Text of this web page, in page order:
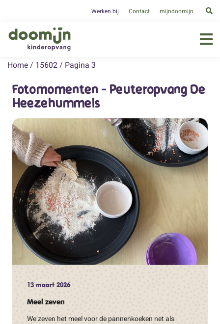
Werken bij Contact mijndoomijn
Home / 15602 / Pagina 3
Fotomomenten - Peuteropvang De
Heezehummels
13 maart 2026
Meel zeven
We zeven het meel voor de pannenkoeken net als